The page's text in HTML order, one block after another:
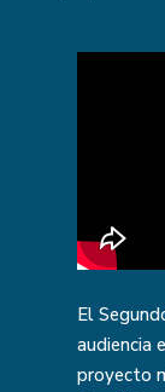
El
audiencia
proyecto